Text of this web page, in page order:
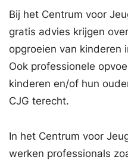
Bij het Centrum voor
gratis advies krijgen
opgroeien van kinderen
Ook professionele
kinderen en/of hun
CJG terecht.
In het Centrum voor
werken professionals